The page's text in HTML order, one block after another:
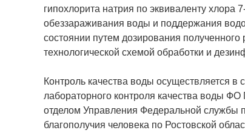
гипохлорита натрия по эквиваленту хлора
обеззараживания воды и поддержания
состоянии путем дозирования
технологической схемой обработки и
Контроль качества воды осуществляется в
лабораторного контроля качества воды
отделом Управления Федеральной службы
благополучия человека по Ростовской